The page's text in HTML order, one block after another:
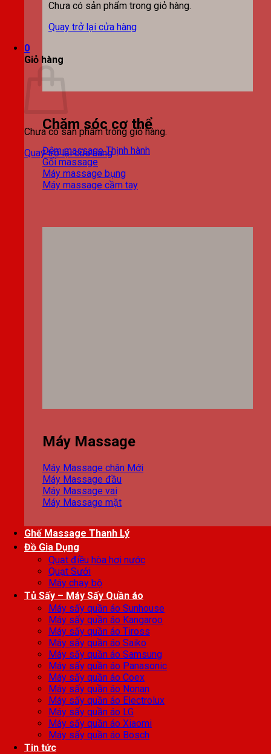
Chưa có sản phẩm trong giỏ hàng.
Quay trở lại cửa hàng
0
Giỏ hàng
Chưa có sản phẩm trong giỏ hàng.
Quay trở lại cửa hàng
Chăm sóc cơ thể
Đệm massage
Gối massage
Máy massage bụng
Máy massage cầm tay
Máy Massage
Máy Massage chân
Máy Massage đầu
Máy Massage vai
Máy Massage mặt
Ghế Massage Thanh Lý
Đồ Gia Dụng
Quạt điều hòa hơi nước
Quạt Sưởi
Máy chạy bộ
Tủ Sấy – Máy Sấy Quần áo
Máy sấy quần áo Sunhouse
Máy sấy quần áo Kangaroo
Máy sấy quần áo Tiross
Máy sấy quần áo Saiko
Máy sấy quần áo Samsung
Máy sấy quần áo Panasonic
Máy sấy quần áo Coex
Máy sấy quần áo Nonan
Máy sấy quần áo Electrolux
Máy sấy quần áo LG
Máy sấy quần áo Xiaomi
Máy sấy quần áo Bosch
Tin tức